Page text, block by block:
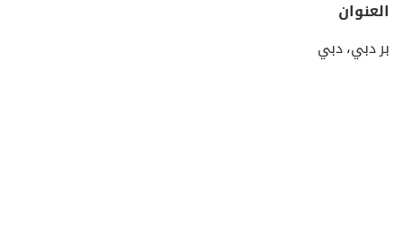
العنوان
بر دبي، دبي